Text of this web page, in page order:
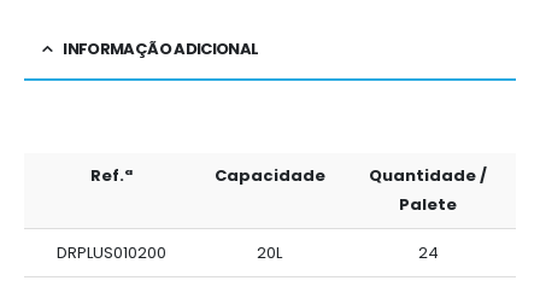
INFORMAÇÃO ADICIONAL
Ref.ª Capacidade
Quantidade /
Palete
DRPLUS010200 20L 24